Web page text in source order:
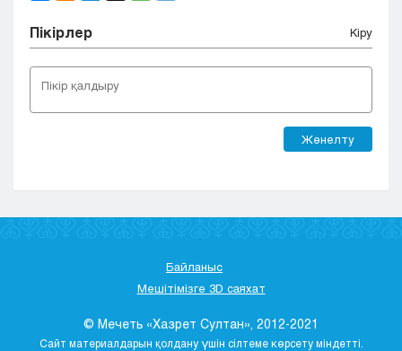
Пікірлер Кіру
Жөнелту
Байланыс
Мешітімізге 3D саяхат
© Мечеть «Хазрет Султан», 2012-2021
Сайт материалдарын қолдану үшін сілтеме көрсету міндетті.